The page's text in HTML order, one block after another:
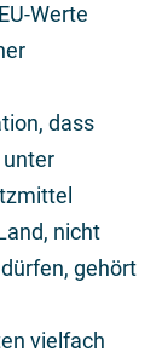
Werte
dass
nicht
gehört
vielfach